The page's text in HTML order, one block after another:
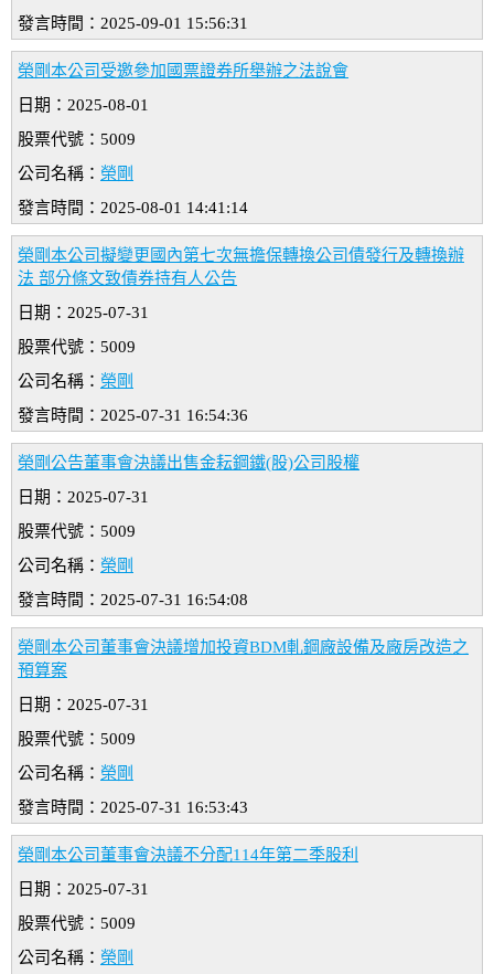
發言時間：2025-09-01 15:56:31
榮剛本公司受邀參加國票證券所舉辦之法說會
日期：2025-08-01
股票代號：5009
公司名稱： 榮剛
發言時間：2025-08-01 14:41:14
榮剛本公司擬變更國內第七次無擔保轉換公司債發行及轉換辦
法 部分條文致債券持有人公告
日期：2025-07-31
股票代號：5009
公司名稱： 榮剛
發言時間：2025-07-31 16:54:36
榮剛公告董事會決議出售金耘鋼鐵(股)公司股權
日期：2025-07-31
股票代號：5009
公司名稱： 榮剛
發言時間：2025-07-31 16:54:08
榮剛本公司董事會決議增加投資BDM軋鋼廠設備及廠房改造之
預算案
日期：2025-07-31
股票代號：5009
公司名稱： 榮剛
發言時間：2025-07-31 16:53:43
榮剛本公司董事會決議不分配114年第二季股利
日期：2025-07-31
股票代號：5009
公司名稱： 榮剛